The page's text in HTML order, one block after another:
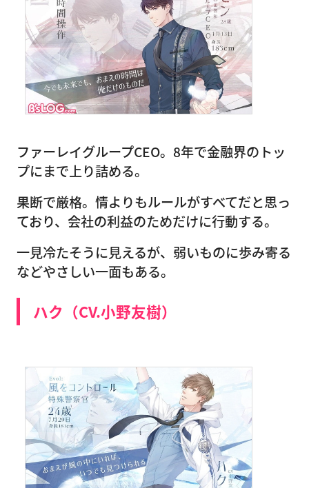
ファーレイグループCEO。8年で金融界のトッ
プにまで上り詰める。
果断で厳格。情よりもルールがすべてだと思っ
ており、会社の利益のためだけに行動する。
一見冷たそうに見えるが、弱いものに歩み寄る
などやさしい一面もある。
ハク（CV.小野友樹）